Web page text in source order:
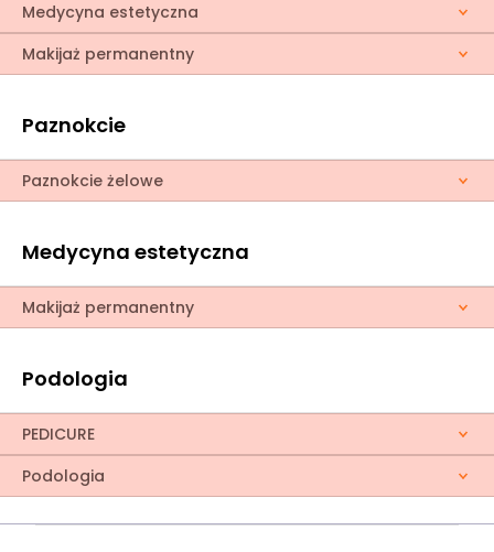
Medycyna estetyczna
Makijaż permanentny
Paznokcie
Paznokcie żelowe
Medycyna estetyczna
Makijaż permanentny
Podologia
PEDICURE
Podologia